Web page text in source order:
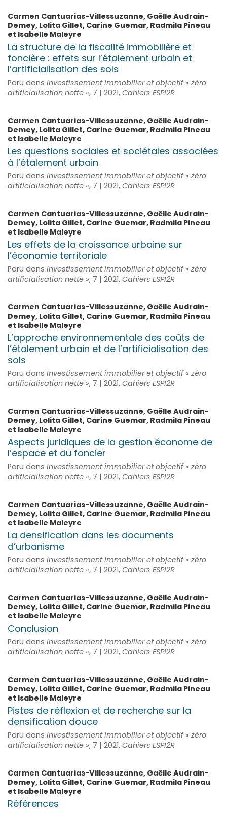
Carmen Cantuarias-Villessuzanne, Gaëlle Audrain-
Demey, Lolita Gillet, Carine Guemar, Radmila Pineau
et Isabelle Maleyre
La structure de la fiscalité immobilière et
foncière : effets sur l’étalement urbain et
l’artificialisation des sols
Paru dans Investissement immobilier et objectif « zéro
artificialisation nette », 7 | 2021, Cahiers ESPI2R
Carmen Cantuarias-Villessuzanne, Gaëlle Audrain-
Demey, Lolita Gillet, Carine Guemar, Radmila Pineau
et Isabelle Maleyre
Les questions sociales et sociétales associées
à l’étalement urbain
Paru dans Investissement immobilier et objectif « zéro
artificialisation nette », 7 | 2021, Cahiers ESPI2R
Carmen Cantuarias-Villessuzanne, Gaëlle Audrain-
Demey, Lolita Gillet, Carine Guemar, Radmila Pineau
et Isabelle Maleyre
Les effets de la croissance urbaine sur
l’économie territoriale
Paru dans Investissement immobilier et objectif « zéro
artificialisation nette », 7 | 2021, Cahiers ESPI2R
Carmen Cantuarias-Villessuzanne, Gaëlle Audrain-
Demey, Lolita Gillet, Carine Guemar, Radmila Pineau
et Isabelle Maleyre
L’approche environnementale des coûts de
l’étalement urbain et de l’artificialisation des
sols
Paru dans Investissement immobilier et objectif « zéro
artificialisation nette », 7 | 2021, Cahiers ESPI2R
Carmen Cantuarias-Villessuzanne, Gaëlle Audrain-
Demey, Lolita Gillet, Carine Guemar, Radmila Pineau
et Isabelle Maleyre
Aspects juridiques de la gestion économe de
l’espace et du foncier
Paru dans Investissement immobilier et objectif « zéro
artificialisation nette », 7 | 2021, Cahiers ESPI2R
Carmen Cantuarias-Villessuzanne, Gaëlle Audrain-
Demey, Lolita Gillet, Carine Guemar, Radmila Pineau
et Isabelle Maleyre
La densification dans les documents
d’urbanisme
Paru dans Investissement immobilier et objectif « zéro
artificialisation nette », 7 | 2021, Cahiers ESPI2R
Carmen Cantuarias-Villessuzanne, Gaëlle Audrain-
Demey, Lolita Gillet, Carine Guemar, Radmila Pineau
et Isabelle Maleyre
Conclusion
Paru dans Investissement immobilier et objectif « zéro
artificialisation nette », 7 | 2021, Cahiers ESPI2R
Carmen Cantuarias-Villessuzanne, Gaëlle Audrain-
Demey, Lolita Gillet, Carine Guemar, Radmila Pineau
et Isabelle Maleyre
Pistes de réflexion et de recherche sur la
densification douce
Paru dans Investissement immobilier et objectif « zéro
artificialisation nette », 7 | 2021, Cahiers ESPI2R
Carmen Cantuarias-Villessuzanne, Gaëlle Audrain-
Demey, Lolita Gillet, Carine Guemar, Radmila Pineau
et Isabelle Maleyre
Références